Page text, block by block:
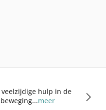
veelzijdige hulp in de
meer